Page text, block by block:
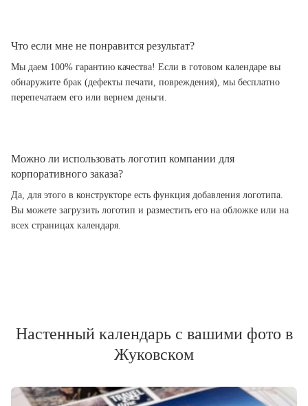
Что если мне не понравится результат?
Мы даем 100% гарантию качества! Если в готовом календаре вы
обнаружите брак (дефекты печати, повреждения), мы бесплатно
перепечатаем его или вернем деньги.
Можно ли использовать логотип компании для
корпоративного заказа?
Да, для этого в конструкторе есть функция добавления логотипа.
Вы можете загрузить логотип и разместить его на обложке или на
всех страницах календаря.
Настенный календарь с вашими фото в
Жуковском